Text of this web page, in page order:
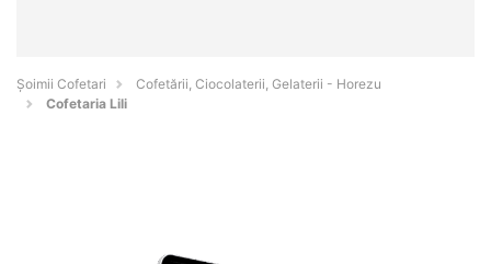
Șoimii Cofetari
Cofetării, Ciocolaterii, Gelaterii - Horezu
Cofetaria Lili